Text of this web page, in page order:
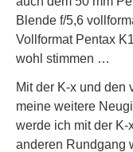
Blende f/5,6
Vollformat Pentax
wohl stimmen …
Mit der K-x und den
meine weitere
werde ich mit der
anderen Rundgang